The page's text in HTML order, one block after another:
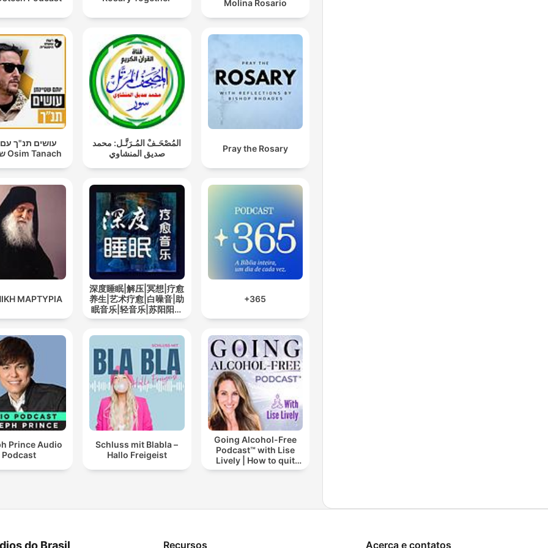
Molina Rosario
עושים תנ"ך
שטיינמן Osim Tanach
المُصْحَـفْ المُـرَتَّـل: محمد
صديق المنشاوي
Pray the Rosary
ΜΑΡΤΥΡΙΑ
深度睡眠|解压|冥想|疗愈
养生|艺术疗愈|白噪音|助
眠音乐|轻音乐|苏阳阳频
道
+365
Prince Audio
Podcast
Schluss mit Blabla –
Hallo Freigeist
Going Alcohol-Free
Podcast™ with Lise
Lively | How to quit
drinking alcohol
do Brasil Recursos Acerca e contatos